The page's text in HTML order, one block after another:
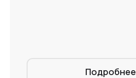
Подробнее